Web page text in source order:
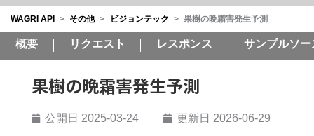
WAGRI API > その他 > ビジョンテック > 果樹の晩霜害発生予測
概要 リクエスト レスポンス サンプルソ
果樹の晩霜害発生予測
公開日 2025-03-24 更新日 2026-06-29